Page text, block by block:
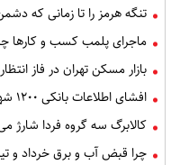
تنگه هرمز را تا زمانی که
ماجرای پلمب کسب و کارها
بازار مسکن تهران در فاز انتظار
افشای اطلاعات بانکی ۱۲۰۰ شهروند تهرانی در یک غرفه میوه و تره‌بار
کالابرگ سه گروه فردا شارژ
چرا قبض آب و برق خرداد و تیر ۳ تا ۴ برابر